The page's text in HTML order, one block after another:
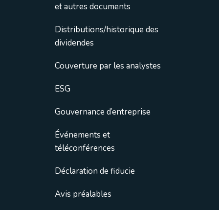
et autres documents
Distributions/historique des
dividendes
Couverture par les analystes
ESG
Gouvernance d’entreprise
Événements et
téléconférences
Déclaration de fiducie
Avis préalables